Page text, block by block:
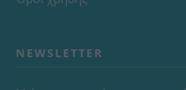
NEWSLETTER